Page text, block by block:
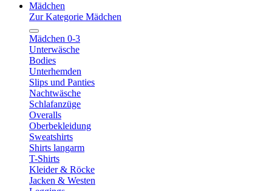
Mädchen
Zur Kategorie Mädchen
Mädchen 0-3
Unterwäsche
Bodies
Unterhemden
Slips und Panties
Nachtwäsche
Schlafanzüge
Overalls
Oberbekleidung
Sweatshirts
Shirts langarm
T-Shirts
Kleider & Röcke
Jacken & Westen